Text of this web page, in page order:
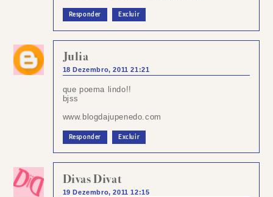
Responder Excluir
Julia
18 Dezembro, 2011 21:21
que poema lindo!!
bjss
www.blogdajupenedo.com
Responder Excluir
Divas Divat
19 Dezembro, 2011 12:15